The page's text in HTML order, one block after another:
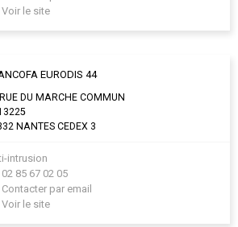
Voir le site
EURODIS 44
DU MARCHE COMMUN
NANTES CEDEX 3
intrusion
02 85 67 02 05
Contacter par email
Voir le site